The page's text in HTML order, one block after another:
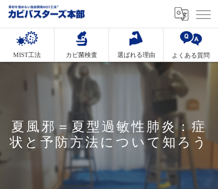
MIST工法 カビ菌検査 選ばれる理由 よくある質問
夏風邪＝夏型過敏性肺炎：症
状と予防方法について知ろう